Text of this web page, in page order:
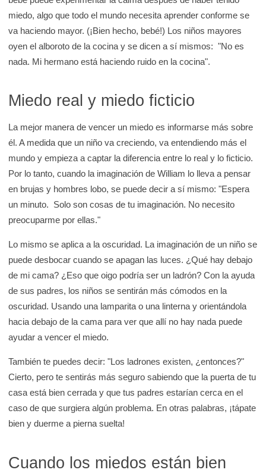
miedo, algo que todo el mundo necesita aprender conforme se
va haciendo mayor. (¡Bien hecho, bebé!) Los niños mayores
oyen el alboroto de la cocina y se dicen a sí mismos: "No es
nada. Mi hermano está haciendo ruido en la cocina".
Miedo real y miedo ficticio
La mejor manera de vencer un miedo es informarse más sobre
él. A medida que un niño va creciendo, va entendiendo más el
mundo y empieza a captar la diferencia entre lo real y lo ficticio.
Por lo tanto, cuando la imaginación de William lo lleva a pensar
en brujas y hombres lobo, se puede decir a sí mismo: "Espera
un minuto. Solo son cosas de tu imaginación. No necesito
preocuparme por ellas."
Lo mismo se aplica a la oscuridad. La imaginación de un niño se
puede desbocar cuando se apagan las luces. ¿Qué hay debajo
de mi cama? ¿Eso que oigo podría ser un ladrón? Con la ayuda
de sus padres, los niños se sentirán más cómodos en la
oscuridad. Usando una lamparita o una linterna y orientándola
hacia debajo de la cama para ver que allí no hay nada puede
ayudar a vencer el miedo.
También te puedes decir: "Los ladrones existen, ¿entonces?"
Cierto, pero te sentirás más seguro sabiendo que la puerta de tu
casa está bien cerrada y que tus padres estarían cerca en el
caso de que surgiera algún problema. En otras palabras, ¡tápate
bien y duerme a pierna suelta!
Cuando los miedos están bien